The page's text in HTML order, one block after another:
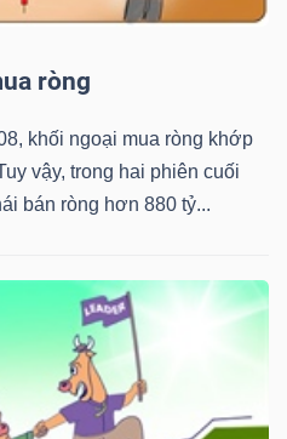
ròng
khối ngoại mua ròng khớp
vậy, trong hai phiên cuối
bán ròng hơn 880 tỷ...